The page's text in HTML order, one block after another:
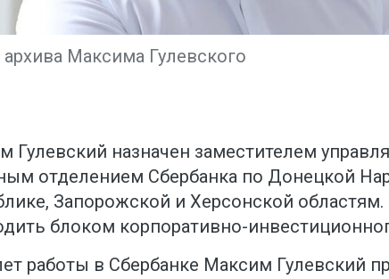
Максима Гулевского
Гулевский назначен заместителем
отделением Сбербанка по Донецкой
Запорожской и Херсонской областям.
блоком корпоративно-
работы в Сбербанке Максим Гулевский